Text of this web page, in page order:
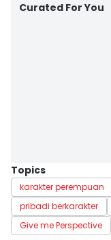
Curated For You
Topics
karakter perempuan
pribadi berkarakter
Give me Perspective